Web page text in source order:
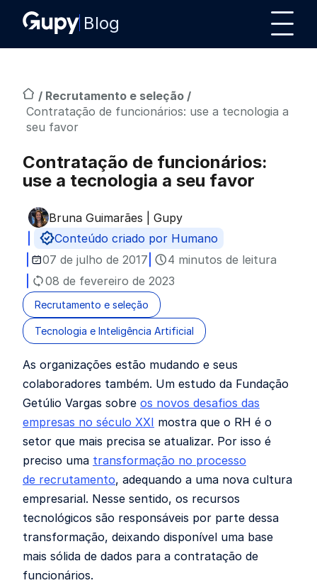
Blog
/ Recrutamento e seleção /
Contratação de funcionários: use a tecnologia a
seu favor
Contratação de funcionários:
use a tecnologia a seu favor
Publicado por
Bruna Guimarães | Gupy
Conteúdo criado por Humano
07 de julho de 2017
4 minutos de leitura
08 de fevereiro de 2023
Recrutamento e seleção
Tecnologia e Inteligência Artificial
As organizações estão mudando e seus
colaboradores também. Um estudo da Fundação
Getúlio Vargas sobre os novos desafios das
empresas no século XXI mostra que o RH é o
setor que mais precisa se atualizar. Por isso é
preciso uma transformação no processo
de recrutamento, adequando a uma nova cultura
empresarial. Nesse sentido, os recursos
tecnológicos são responsáveis por parte dessa
transformação, deixando disponível uma base
mais sólida de dados para a contratação de
funcionários.